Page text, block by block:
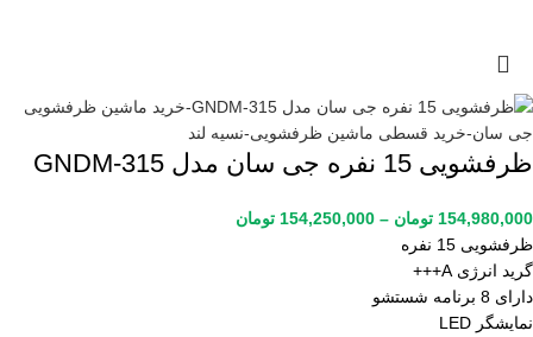
ظرفشویی 15 نفره جی سان مدل GNDM-315
154,980,000 تومان –
154,250,000 تومان
ظرفشویی 15 نفره
گرید انرژی A+++
دارای 8 برنامه شستشو
نمایشگر LED